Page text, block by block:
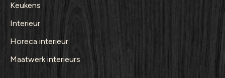
Keukens
Interieur
Horeca interieur
Maatwerk interieurs